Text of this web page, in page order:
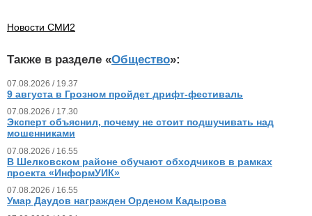
Новости СМИ2
Также в разделе «Общество»:
07.08.2026 / 19.37
9 августа в Грозном пройдет дрифт-фестиваль
07.08.2026 / 17.30
Эксперт объяснил, почему не стоит подшучивать над
мошенниками
07.08.2026 / 16.55
В Шелковском районе обучают обходчиков в рамках
проекта «ИнформУИК»
07.08.2026 / 16.55
Умар Даудов награжден Орденом Кадырова